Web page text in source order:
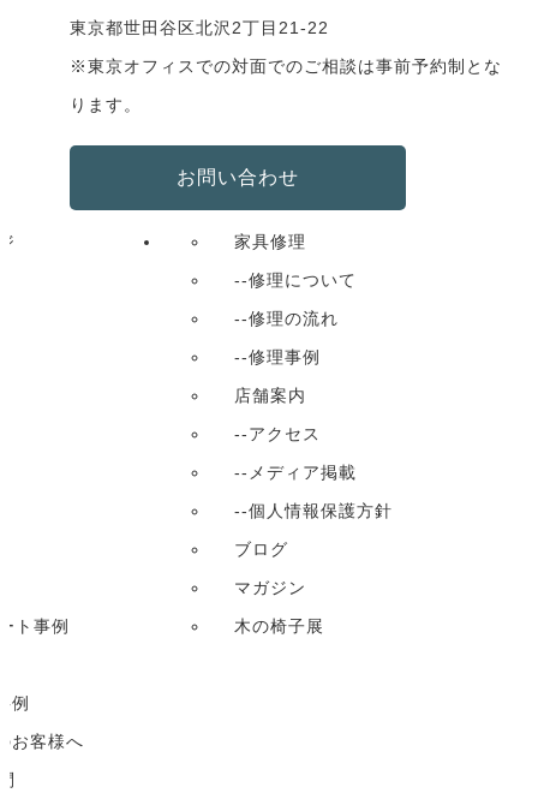
東京都世田谷区北沢2丁目21-22
※東京オフィスでの対面でのご相談は事前予約制とな
ります。
お問い合わせ
ト事例
家具修理
--修理について
--修理の流れ
--修理事例
店舗案内
--アクセス
--メディア掲載
--個人情報保護方針
ブログ
マガジン
木の椅子展
例
お客様へ